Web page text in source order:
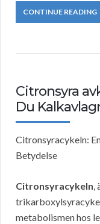
CONTINUE READING
Citronsyra
Du
Citronsyracykeln:
Betydelse
Citronsyracykeln,
metabolismen hos